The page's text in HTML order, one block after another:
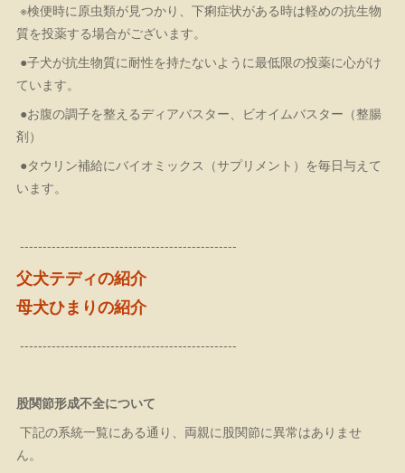
※検便時に原虫類が見つかり、下痢症状がある時は軽めの抗生物
質を投薬する場合がございます。
●子犬が抗生物質に耐性を持たないように最低限の投薬に心がけ
ています。
●お腹の調子を整えるディアバスター、ビオイムバスター（整腸
剤）
●タウリン補給にバイオミックス（サプリメント）を毎日与えて
います。
------------------------------------------------
父犬テディの紹介
母犬ひまりの紹介
------------------------------------------------
股関節形成不全について
下記の系統一覧にある通り、両親に股関節に異常はありませ
ん。